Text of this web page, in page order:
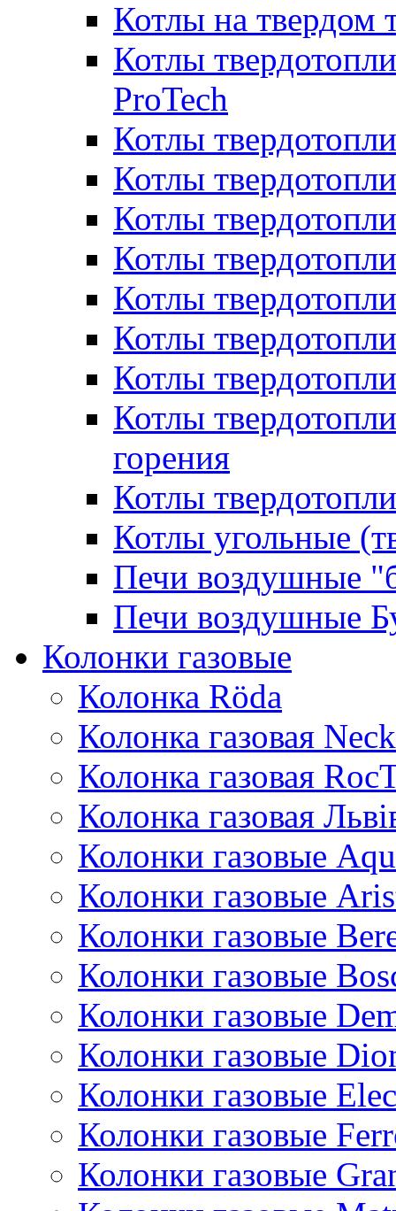
Котлы на твердом
Котлы
ProTech
Котлы
Котлы
Котлы
Котлы
Котлы
Котлы
Котлы
Котлы
горения
Котлы
Котлы угольные
Печи воздушные
Печи воздушные
Колонки газовые
Колонка Rӧda
Колонка газовая
Колонка газовая
Колонка газовая
Колонки газовые
Колонки газовые
Колонки газовые
Колонки газовые
Колонки газовые
Колонки газовые
Колонки газовые
Колонки газовые
Колонки газовые